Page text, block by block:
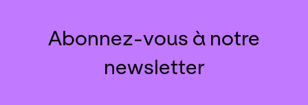
Abonnez-vous à notre
newsletter